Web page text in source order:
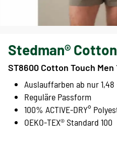
Stedman®
ST8600 Cotton Touch Men
Auslauffarben ab nur 1,48
Reguläre Passform
100% ACTIVE-DRY°
OEKO-TEX® Standard 100